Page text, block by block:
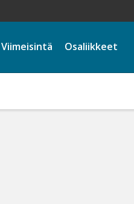
Osaliikkeet